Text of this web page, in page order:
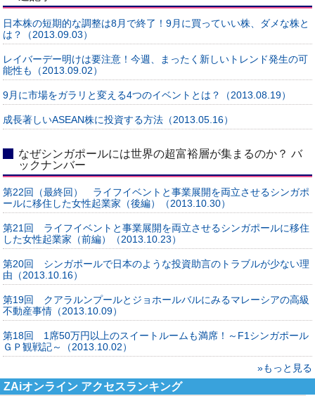
日本株の短期的な調整は8月で終了！9月に買っていい株、ダメな株と
は？（2013.09.03）
レイバーデー明けは要注意！今週、まったく新しいトレンド発生の可
能性も（2013.09.02）
9月に市場をガラリと変える4つのイベントとは？（2013.08.19）
成長著しいASEAN株に投資する方法（2013.05.16）
なぜシンガポールには世界の超富裕層が集まるのか？ バ
ックナンバー
第22回（最終回） ライフイベントと事業展開を両立させるシンガポ
ールに移住した女性起業家（後編）（2013.10.30）
第21回 ライフイベントと事業展開を両立させるシンガポールに移住
した女性起業家（前編）（2013.10.23）
第20回 シンガポールで日本のような投資助言のトラブルが少ない理
由（2013.10.16）
第19回 クアラルンプールとジョホールバルにみるマレーシアの高級
不動産事情（2013.10.09）
第18回 1席50万円以上のスイートルームも満席！～F1シンガポール
ＧＰ観戦記～（2013.10.02）
»もっと見る
ZAiオンライン アクセスランキング